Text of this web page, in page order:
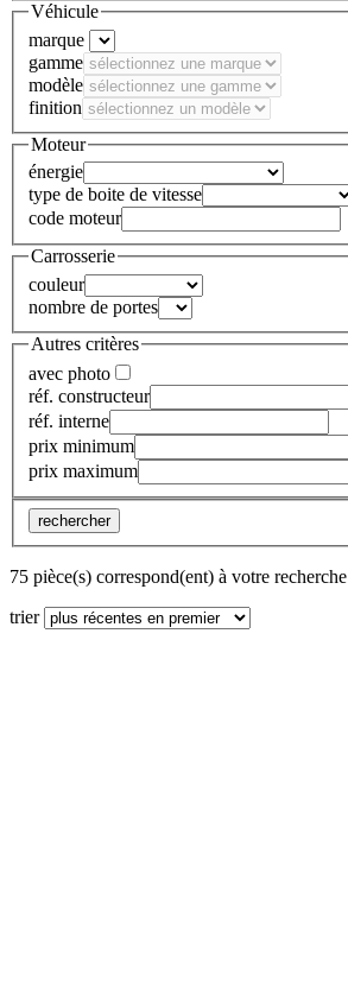
Véhicule
marque
gamme
modèle
finition
Moteur
énergie
type de boite de vitesse
code moteur
Carrosserie
couleur
nombre de portes
Autres critères
avec photo
réf. constructeur
réf. interne
prix minimum
prix maximum
rechercher
75 pièce(s) correspond(ent) à votre recherche
trier